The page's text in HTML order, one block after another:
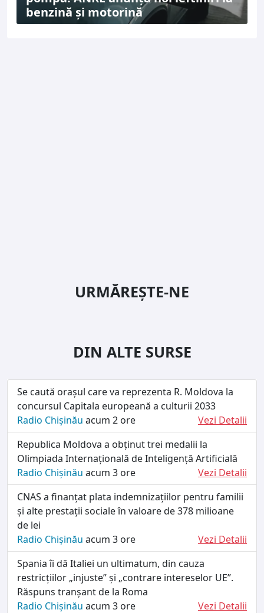
benzină și motorină
URMĂREȘTE-NE
DIN ALTE SURSE
Se caută orașul care va reprezenta R. Moldova la
concursul Capitala europeană a culturii 2033
Radio Chișinău acum 2 ore
Vezi Detalii
Republica Moldova a obținut trei medalii la
Olimpiada Internațională de Inteligență Artificială
Radio Chișinău acum 3 ore
Vezi Detalii
CNAS a finanțat plata indemnizațiilor pentru familii
și alte prestații sociale în valoare de 378 milioane
de lei
Radio Chișinău acum 3 ore
Vezi Detalii
Spania îi dă Italiei un ultimatum, din cauza
restricțiilor „injuste” și „contrare intereselor UE”.
Răspuns tranșant de la Roma
Radio Chișinău acum 3 ore
Vezi Detalii